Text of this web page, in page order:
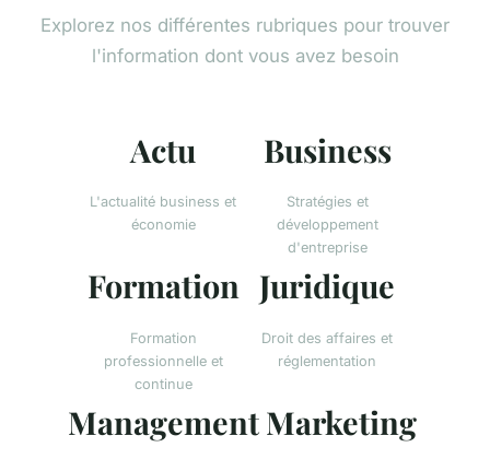
Explorez nos différentes rubriques pour trouver
l'information dont vous avez besoin
Actu
L'actualité business et
économie
Business
Stratégies et
développement
d'entreprise
Formation
Formation
professionnelle et
continue
Juridique
Droit des affaires et
réglementation
ManagementMarketing